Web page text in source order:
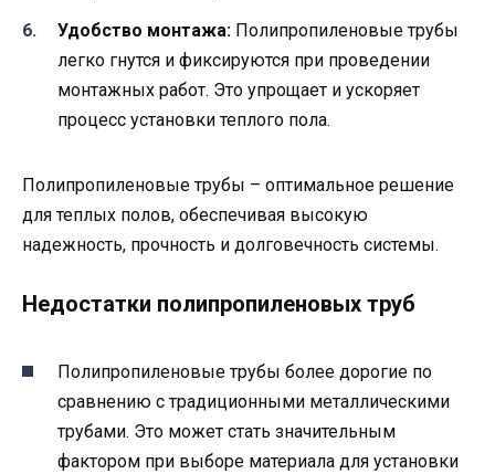
Удобство монтажа: Полипропиленовые трубы
легко гнутся и фиксируются при проведении
монтажных работ. Это упрощает и ускоряет
процесс установки теплого пола.
Полипропиленовые трубы – оптимальное решение
для теплых полов, обеспечивая высокую
надежность, прочность и долговечность системы.
Недостатки полипропиленовых труб
Полипропиленовые трубы более дорогие по
сравнению с традиционными металлическими
трубами. Это может стать значительным
фактором при выборе материала для установки